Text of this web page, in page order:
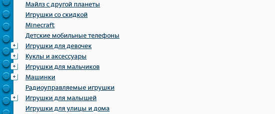
Майлз с другой планеты
Игрушки со скидкой
Minecraft
Детские мобильные телефоны
Игрушки для девочек
Куклы и аксессуары
Игрушки для мальчиков
Машинки
Радиоуправляемые игрушки
Игрушки для малышей
Игрушки для улицы и дома